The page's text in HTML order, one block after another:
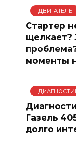
ДВИГАТЕЛЬ
Стартер
щелкает?
моменты
Газель
долго